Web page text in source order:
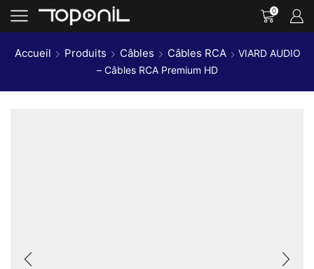
0
Accueil Produits Câbles Câbles RCA
VIARD AUDIO
– Câbles RCA Premium HD